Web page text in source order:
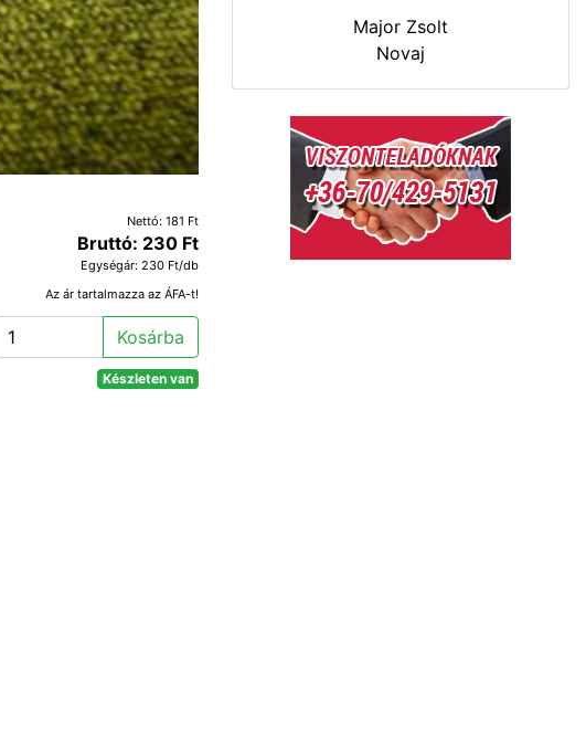
Nettó: 181 Ft
Bruttó: 230 Ft
Egységár: 230 Ft/db
Az ár tartalmazza az ÁFA-t!
Kosárba
Készleten van
Major Zsolt
Novaj